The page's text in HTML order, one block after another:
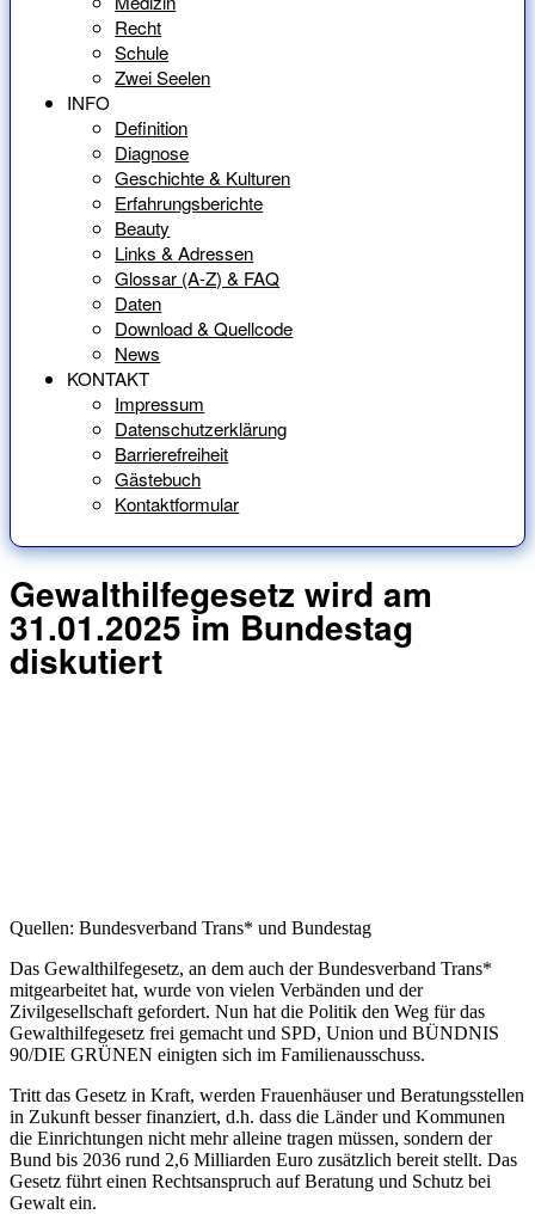
Recht
Schule
Zwei Seelen
INFO
Definition
Diagnose
Geschichte & Kulturen
Erfahrungsberichte
Beauty
Links & Adressen
Glossar (A-Z) & FAQ
Daten
Download & Quellcode
News
KONTAKT
Impressum
Datenschutzerklärung
Barrierefreiheit
Gästebuch
Kontaktformular
Gewalthilfegesetz wird am
31.01.2025 im Bundestag
diskutiert
Quellen: Bundesverband Trans* und Bundestag
Das Gewalthilfegesetz, an dem auch der Bundesverband Trans*
mitgearbeitet hat, wurde von vielen Verbänden und der
Zivilgesellschaft gefordert. Nun hat die Politik den Weg für das
Gewalthilfegesetz frei gemacht und SPD, Union und BÜNDNIS
90/DIE GRÜNEN einigten sich im Familienausschuss.
Tritt das Gesetz in Kraft, werden Frauenhäuser und Beratungsstellen
in Zukunft besser finanziert, d.h. dass die Länder und Kommunen
die Einrichtungen nicht mehr alleine tragen müssen, sondern der
Bund bis 2036 rund 2,6 Milliarden Euro zusätzlich bereit stellt. Das
Gesetz führt einen Rechtsanspruch auf Beratung und Schutz bei
Gewalt ein.